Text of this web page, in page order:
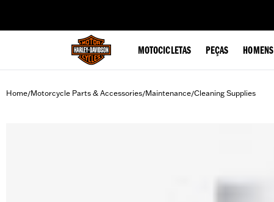
MOTOCICLETAS PEÇAS HOMENS
Home/Motorcycle Parts & Accessories/Maintenance/Cleaning Supplies